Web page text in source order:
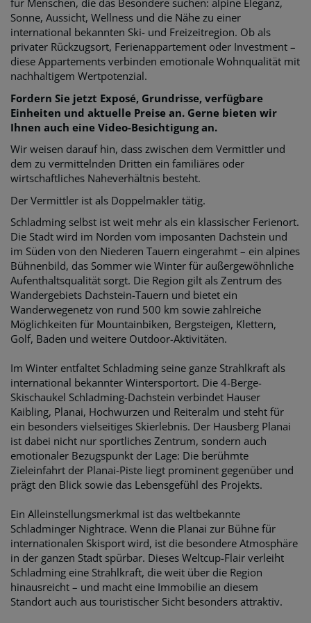
für Menschen, die das Besondere suchen: alpine Eleganz,
Sonne, Aussicht, Wellness und die Nähe zu einer
international bekannten Ski- und Freizeitregion. Ob als
privater Rückzugsort, Ferienappartement oder Investment –
diese Appartements verbinden emotionale Wohnqualität mit
nachhaltigem Wertpotenzial.
Fordern Sie jetzt Exposé, Grundrisse, verfügbare
Einheiten und aktuelle Preise an. Gerne bieten wir
Ihnen auch eine Video-Besichtigung an.
Wir weisen darauf hin, dass zwischen dem Vermittler und
dem zu vermittelnden Dritten ein familiäres oder
wirtschaftliches Naheverhältnis besteht.
Der Vermittler ist als Doppelmakler tätig.
Schladming selbst ist weit mehr als ein klassischer Ferienort.
Die Stadt wird im Norden vom imposanten Dachstein und
im Süden von den Niederen Tauern eingerahmt – ein alpines
Bühnenbild, das Sommer wie Winter für außergewöhnliche
Aufenthaltsqualität sorgt. Die Region gilt als Zentrum des
Wandergebiets Dachstein-Tauern und bietet ein
Wanderwegenetz von rund 500 km sowie zahlreiche
Möglichkeiten für Mountainbiken, Bergsteigen, Klettern,
Golf, Baden und weitere Outdoor-Aktivitäten.
Im Winter entfaltet Schladming seine ganze Strahlkraft als
international bekannter Wintersportort. Die 4-Berge-
Skischaukel Schladming-Dachstein verbindet Hauser
Kaibling, Planai, Hochwurzen und Reiteralm und steht für
ein besonders vielseitiges Skierlebnis. Der Hausberg Planai
ist dabei nicht nur sportliches Zentrum, sondern auch
emotionaler Bezugspunkt der Lage: Die berühmte
Zieleinfahrt der Planai-Piste liegt prominent gegenüber und
prägt den Blick sowie das Lebensgefühl des Projekts.
Ein Alleinstellungsmerkmal ist das weltbekannte
Schladminger Nightrace. Wenn die Planai zur Bühne für
internationalen Skisport wird, ist die besondere Atmosphäre
in der ganzen Stadt spürbar. Dieses Weltcup-Flair verleiht
Schladming eine Strahlkraft, die weit über die Region
hinausreicht – und macht eine Immobilie an diesem
Standort auch aus touristischer Sicht besonders attraktiv.